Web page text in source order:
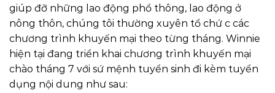
giúp đỡ những lao động phổ thông, lao động ở
nông thôn, chúng tôi thường xuyên tổ chứ c các
chương trình khuyến mại theo từng tháng. Winnie
hiện tại đang triển khai chương trình khuyến mại
chào tháng 7 với sứ mệnh tuyển sinh đi kèm tuyển
dụng nội dung như sau: